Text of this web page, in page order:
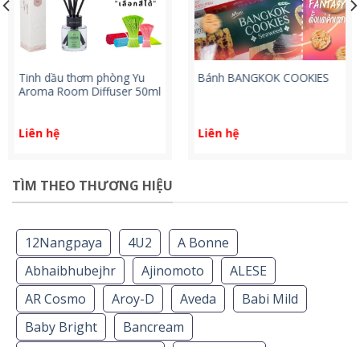
Tinh dầu thơm phòng Yu
Aroma Room Diffuser 50ml
Liên hệ
Bánh BANGKOK COOKIES
Liên hệ
TÌM THEO THƯƠNG HIỆU
12Nangpaya 4U2
A Bonne
Abhaibhubejhr
Ajinomoto
ALESE
AR Cosmo
Aroy-D Aveda
Babi Mild
Baby Bright
Bancream